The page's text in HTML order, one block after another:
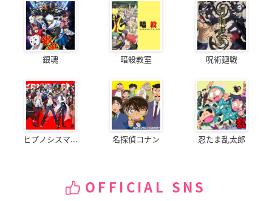
銀魂 暗殺教室 呪術廻戦
ヒプノシスマ... 名探偵コナン 忍たま乱太郎
OFFICIAL SNS